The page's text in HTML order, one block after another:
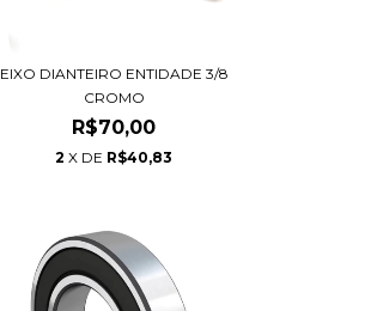
EIXO DIANTEIRO ENTIDADE 3/8
CROMO
R$70,00
2 X DE R$40,83